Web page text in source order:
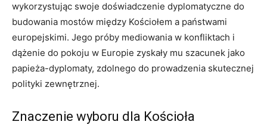
wykorzystując swoje doświadczenie dyplomatyczne do
budowania mostów między Kościołem a państwami
europejskimi. Jego próby mediowania w konfliktach i
dążenie do pokoju w Europie zyskały mu szacunek jako
papieża-dyplomaty, zdolnego do prowadzenia skutecznej
polityki zewnętrznej.
Znaczenie wyboru dla Kościoła